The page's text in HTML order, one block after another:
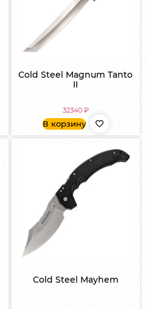
Cold Steel Magnum Tanto
II
32340 ₽
В корзину
Cold Steel Mayhem